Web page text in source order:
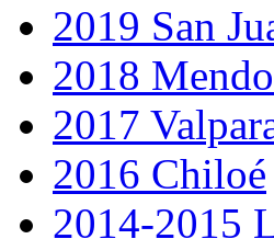
2019 San
2018
2017
2016 Chiloé
2014-2015